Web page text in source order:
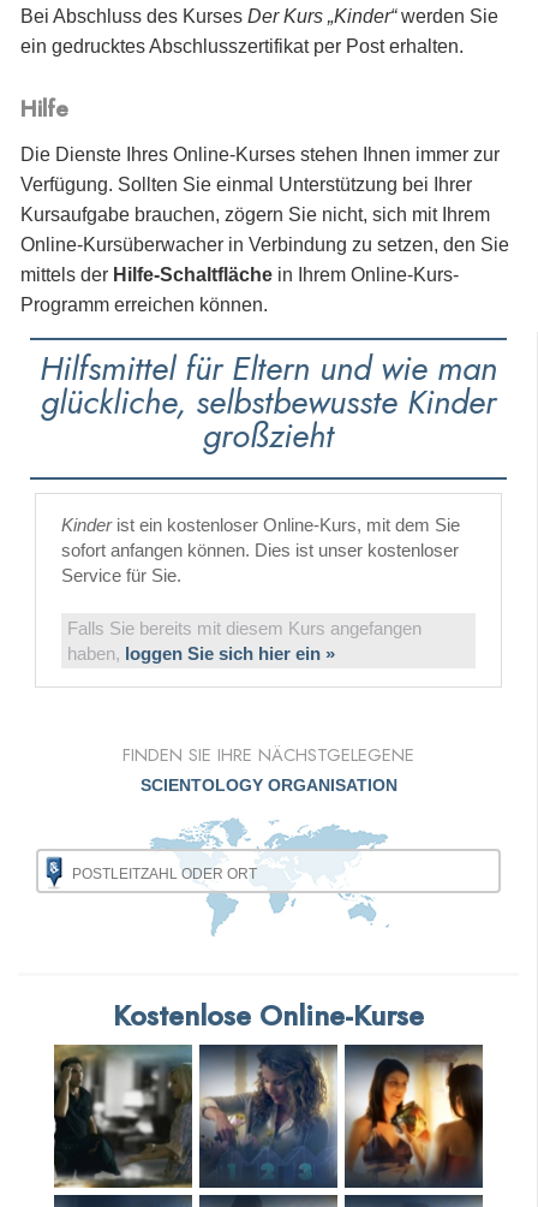
Bei Abschluss des Kurses Der Kurs „Kinder“werden Sie
ein gedrucktes Abschlusszertifikat per Post erhalten.
Hilfe
Die Dienste Ihres Online-Kurses stehen Ihnen immer zur
Verfügung. Sollten Sie einmal Unterstützung bei Ihrer
Kursaufgabe brauchen, zögern Sie nicht, sich mit Ihrem
Online-Kursüberwacher in Verbindung zu setzen, den Sie
mittels der Hilfe-Schaltfläche in Ihrem Online-Kurs-
Programm erreichen können.
Hilfsmittel für Eltern und wie man
glückliche, selbstbewusste Kinder
großzieht
Kinderist ein kostenloser Online-Kurs, mit dem Sie
sofort anfangen können. Dies ist unser kostenloser
Service für Sie.
Falls Sie bereits mit diesem Kurs angefangen
haben, loggen Sie sich hier ein »
FINDEN SIE IHRE NÄCHSTGELEGENE
SCIENTOLOGY ORGANISATION
Kostenlose Online-Kurse